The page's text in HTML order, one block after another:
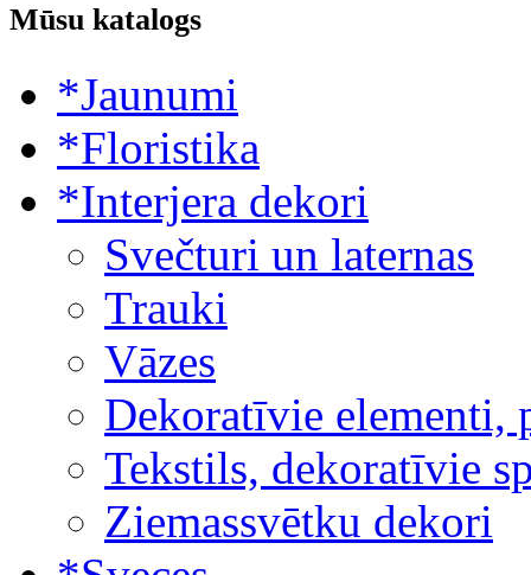
Mūsu katalogs
*Jaunumi
*Floristika
*Interjera dekori
Svečturi un laternas
Trauki
Vāzes
Dekoratīvie elementi,
Tekstils, dekoratīvie
Ziemassvētku dekori